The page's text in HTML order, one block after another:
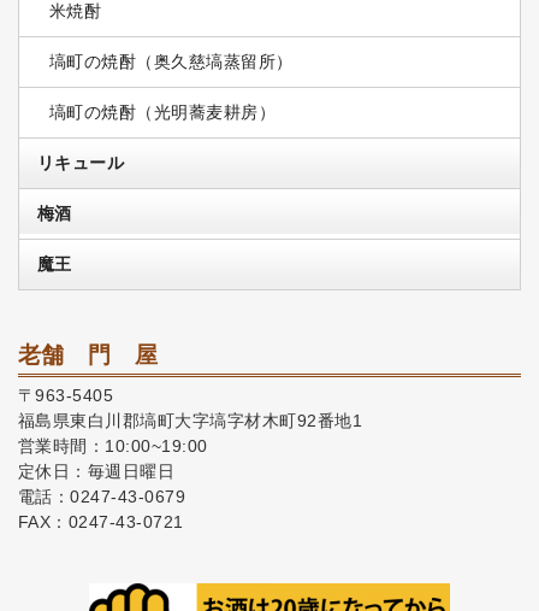
米焼酎
塙町の焼酎（奥久慈塙蒸留所）
塙町の焼酎（光明蕎麦耕房）
リキュール
梅酒
魔王
老舗 門 屋
〒963-5405
福島県東白川郡塙町大字塙字材木町92番地1
営業時間：10:00~19:00
定休日：毎週日曜日
電話：0247-43-0679
FAX：0247-43-0721